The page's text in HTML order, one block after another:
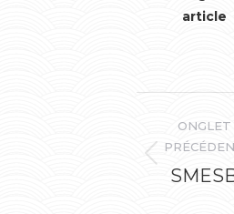
article
de
ONGLET